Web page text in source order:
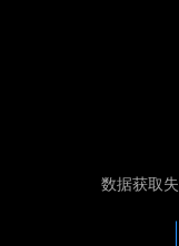
数据获取